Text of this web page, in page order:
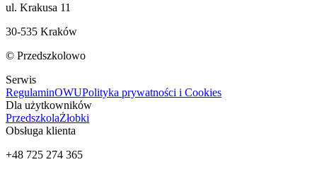
ul. Krakusa 11
30-535 Kraków
© Przedszkolowo
Serwis
RegulaminOWUPolityka prywatności i Cookies
Dla użytkowników
PrzedszkolaŻłobki
Obsługa klienta
+48 725 274 365